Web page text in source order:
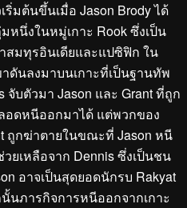
เริ่มต้นขึ้นเมื่อ Jason Brody ได้
นึ่งในหมู่เกาะ Rook ซึ่งเป็น
มทุรอินเดียและแปซิฟิก ใน
ดันลงมาบนเกาะที่เป็นฐานทัพ
จับตัวมา Jason และ Grant ที่ถูก
อดหนีออกมาได้ แต่พวกของ
ถูกฆ่าตายในขณะที่ Jason หนี
ยเหลือจาก Dennis ซึ่งเป็นชน
อาจเป็นสุดยอดนักรบ Rakyat
นภารกิจการหนีออกจากเกาะ